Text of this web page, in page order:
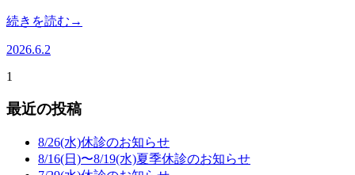
続きを読む→
2026.6.2
1
最近の投稿
8/26(水)休診のお知らせ
8/16(日)〜8/19(水)夏季休診のお知らせ